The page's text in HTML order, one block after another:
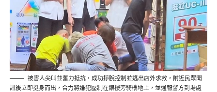
被害人尖叫並奮力抵抗，成功掙脫控制並逃出店外求救，附近民眾聞
訊後立即挺身而出，合力將嫌犯壓制在銀樓旁騎樓地上，並通報警方到場處